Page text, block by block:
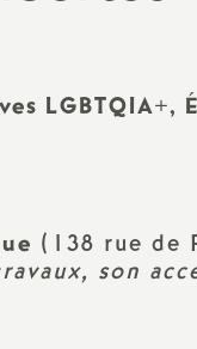
N
o(138 rue de
son